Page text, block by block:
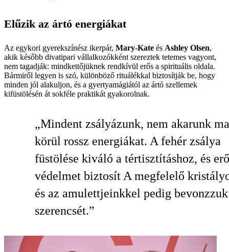
Elűzik az ártó energiákat
Az egykori gyerekszínész ikerpár, Mary-Kate és Ashley Olsen,
akik később divat­ipari vállalkozókként szereztek tetemes vagyont,
nem tagadják: mindkettőjüknek rendkívül erős a spirituális oldala.
Bármiről legyen is szó, különböző rituálékkal biztosítják be, hogy
minden jól alakuljon, és a gyertyamágiától az ártó szellemek
kifüstölésén át sokféle praktikát gyakorolnak.
„Mindent zsályázunk, nem akarunk
körül rossz energiákat. A fehér zsálya
füstölése kiváló a tértisztításhoz, és
védelmet biztosít A megfelelő
és az amulettjeinkkel pedig
szerencsét.”